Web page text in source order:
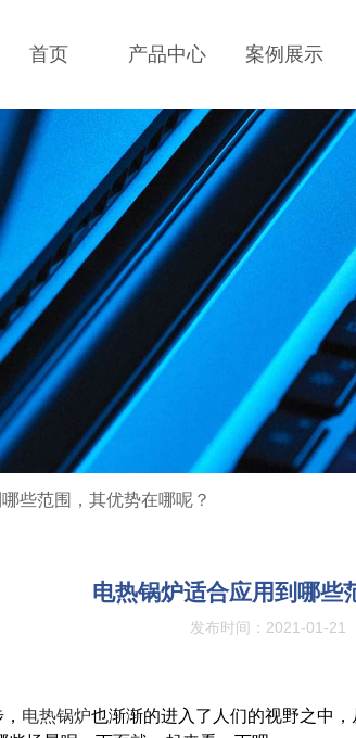
首页 产品中心 案例展示
些范围，其优势在哪呢？
电热锅炉适合应用到哪些
发布时间：2021-01-21
电热锅炉也渐渐的进入了人们的视野之中